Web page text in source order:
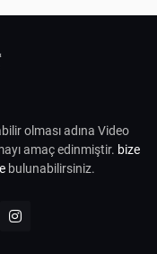
olması adına Video
amaç edinmiştir. bize
bulunabilirsiniz.